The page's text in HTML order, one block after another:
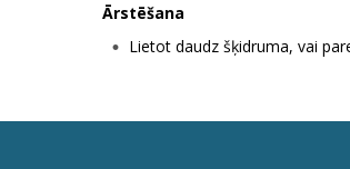
Ārstēšana
Lietot daudz šķidruma, vai